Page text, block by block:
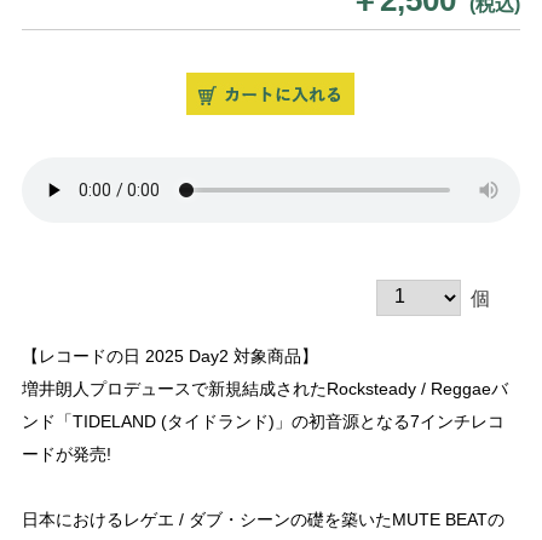
個
【レコードの日 2025 Day2 対象商品】
増井朗人プロデュースで新規結成されたRocksteady / Reggaeバ
ンド「TIDELAND (タイドランド)」の初音源となる7インチレコ
ードが発売!
日本におけるレゲエ / ダブ・シーンの礎を築いたMUTE BEATの